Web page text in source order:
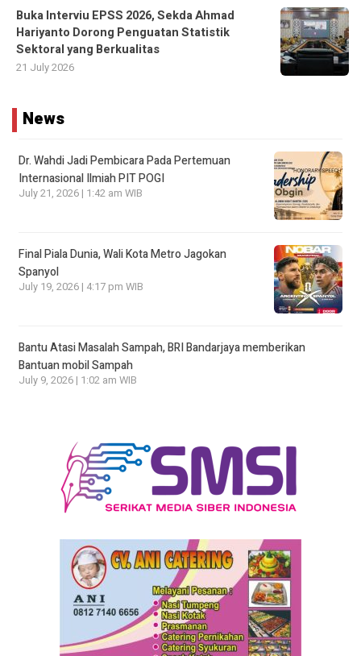
Buka Interviu EPSS 2026, Sekda Ahmad
Hariyanto Dorong Penguatan Statistik
Sektoral yang Berkualitas
21 July 2026
News
Dr. Wahdi Jadi Pembicara Pada Pertemuan
Internasional Ilmiah PIT POGI
July 21, 2026 | 1:42 am WIB
Final Piala Dunia, Wali Kota Metro Jagokan
Spanyol
July 19, 2026 | 4:17 pm WIB
Bantu Atasi Masalah Sampah, BRI Bandarjaya memberikan
Bantuan mobil Sampah
July 9, 2026 | 1:02 am WIB